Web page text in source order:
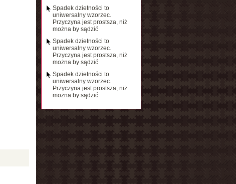
Spadek dzietności to
uniwersalny wzorzec.
Przyczyna jest prostsza, niż
można by sądzić
Spadek dzietności to
uniwersalny wzorzec.
Przyczyna jest prostsza, niż
można by sądzić
Spadek dzietności to
uniwersalny wzorzec.
Przyczyna jest prostsza, niż
można by sądzić